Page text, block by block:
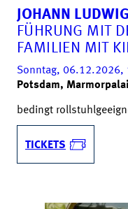
JOHANN
FÜHRUNG MIT
FAMILIEN MIT
Sonntag, 06.12.2026,
Potsdam,
bedingt
TICKETS